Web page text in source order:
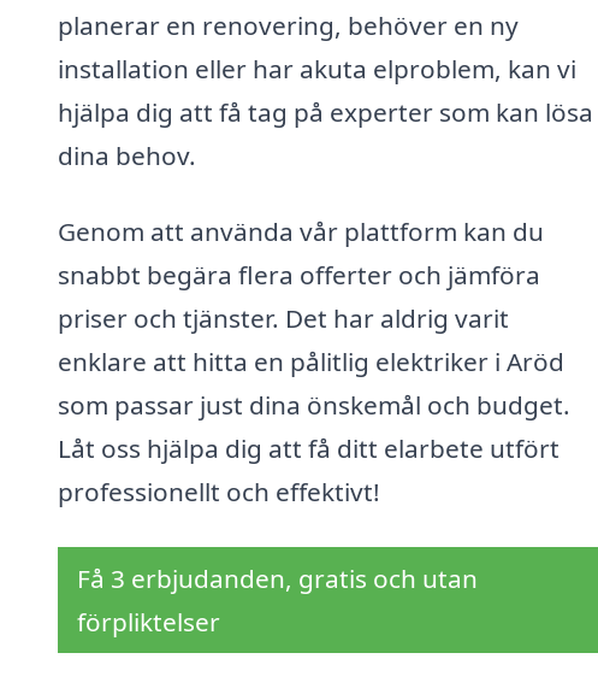
planerar en renovering, behöver en ny
installation eller har akuta elproblem, kan vi
hjälpa dig att få tag på experter som kan lösa
dina behov.
Genom att använda vår plattform kan du
snabbt begära flera offerter och jämföra
priser och tjänster. Det har aldrig varit
enklare att hitta en pålitlig elektriker i Aröd
som passar just dina önskemål och budget.
Låt oss hjälpa dig att få ditt elarbete utfört
professionellt och effektivt!
Få 3 erbjudanden, gratis och utan
förpliktelser